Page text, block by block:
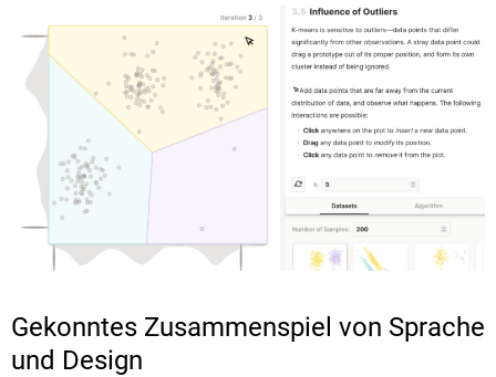
Gekonntes Zusammenspiel von Sprache
und Design